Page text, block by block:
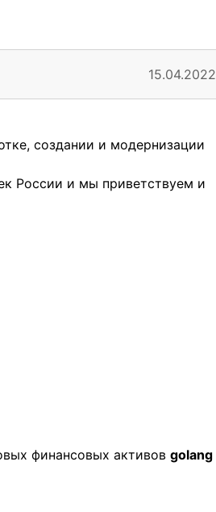
15.04.2022
создании и модернизации
России и мы приветствуем и
финансовых активов golang